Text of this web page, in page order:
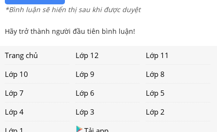
*Bình luận sẽ hiển thị sau khi được duyệt
Hãy trở thành người đầu tiên bình luận!
Trang chủ Lớp 12
Lớp 11
Lớp 10
Lớp 9
Lớp 8
Lớp 7
Lớp 6
Lớp 5
Lớp 4
Lớp 3
Lớp 2